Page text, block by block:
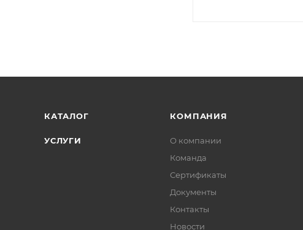
КАТАЛОГ
УСЛУГИ
КОМПАНИЯ
О компании
Команда
Сертификаты
Документы
Контакты
Новости